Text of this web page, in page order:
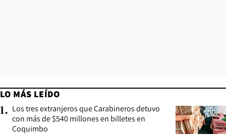
LO MÁS LEÍDO
1. Los tres extranjeros que Carabineros detuvo
con más de $540 millones en billetes en
Coquimbo